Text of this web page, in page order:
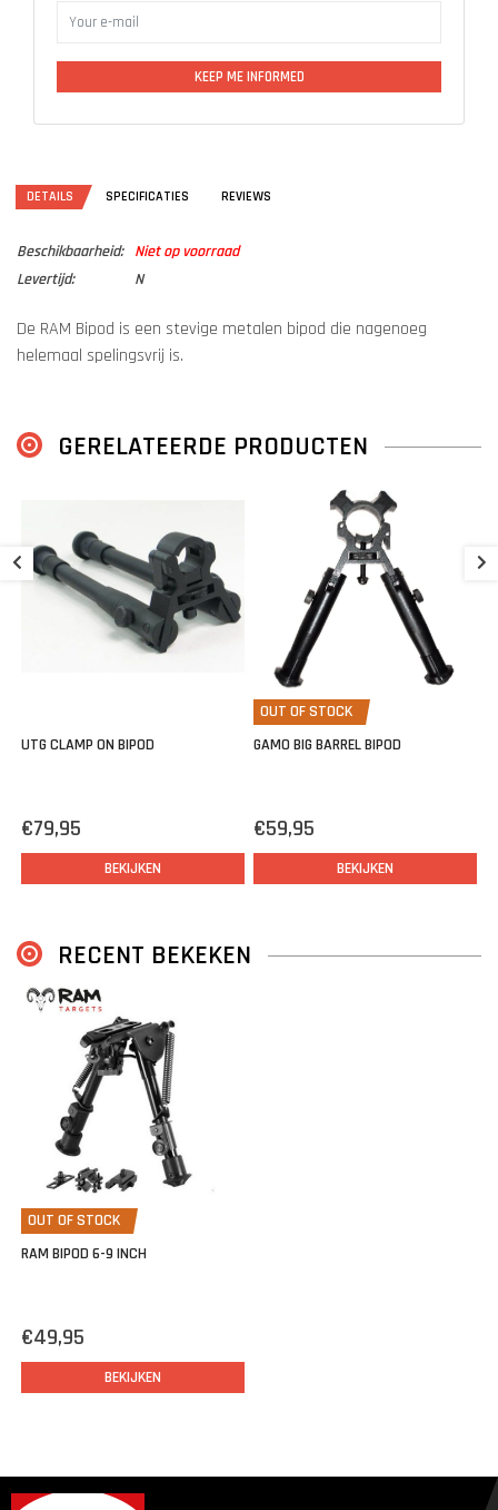
KEEP ME INFORMED
DETAILS SPECIFICATIES REVIEWS
Beschikbaarheid:
Niet op voorraad
Levertijd:
N
De RAM Bipod is een stevige metalen bipod die nagenoeg
helemaal spelingsvrij is.
Adapters:
Weaver montage
Verstelbaar in hoogte tussen : 14 en 20cm.
GERELATEERDE PRODUCTEN
UTG CLAMP ON BIPOD
€79,95
BEKIJKEN
OUT OF STOCK
GAMO BIG BARREL BIPOD
€59,95
BEKIJKEN
RECENT BEKEKEN
OUT OF STOCK
RAM BIPOD 6-9 INCH
€49,95
BEKIJKEN